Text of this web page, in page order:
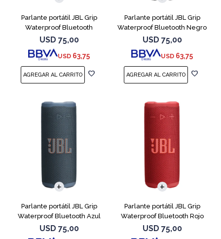
Parlante portátil JBL Grip
Waterproof Bluetooth
Camuflado
USD 75,00
USD 63,75
Parlante portátil JBL Grip
Waterproof Bluetooth Negro
USD 75,00
USD 63,75
Parlante portátil JBL Grip
Waterproof Bluetooth Azul
USD 75,00
Parlante portátil JBL Grip
Waterproof Bluetooth Rojo
USD 75,00